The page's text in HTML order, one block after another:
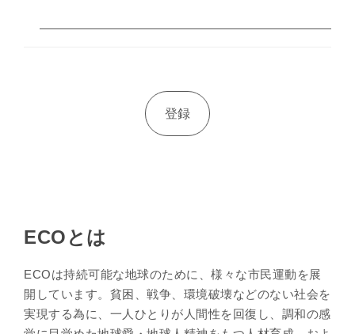
ECOとは
ECOは持続可能な地球のために、様々な市民運動を展
開しています。貧困、戦争、環境破壊などのない社会を
実現する為に、一人ひとりが人間性を回復し、調和の感